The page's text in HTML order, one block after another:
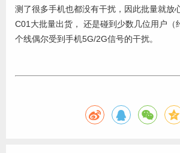
测了很多手机也都没有干扰，因此批量就放
C01大批量出货， 还是碰到少数几位用户（
个线偶尔受到手机5G/2G信号的干扰。